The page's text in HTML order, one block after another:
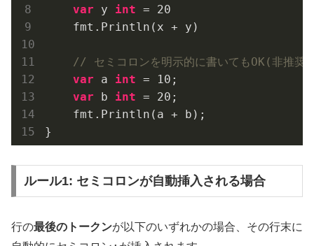
var y int = 20
    fmt.Println(x + y)
// セミコロンを明示的に書いてもOK(非推奨)
var a int = 10 ;
var b int = 20 ;
    fmt.Println(a + b);
ルール1: セミコロンが自動挿入される場合
行の最後のトークンが以下のいずれかの場合、その行末に